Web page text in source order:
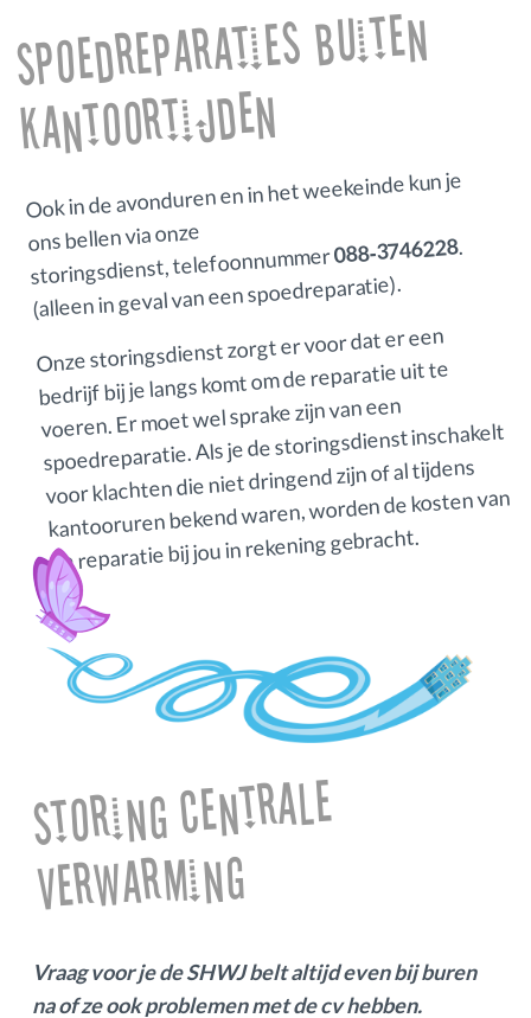
Spoedreparaties buiten
kantoortijden
Ook in de avonduren en in het weekeinde kun je
ons bellen via onze
storingsdienst, telefoonnummer088‑3746228.
(alleen in geval van een spoedreparatie).
Onze storingsdienst zorgt er voor dat er een
bedrijf bij je langs komt om de reparatie uit te
voeren. Er moet wel sprake zijn van een
spoedreparatie. Als je de storingsdienst inschakelt
voor klachten die niet dringend zijn of al tijdens
kantooruren bekend waren, worden de kosten van
de reparatie bij jou in rekening gebracht.
Storing Centrale
Verwarming
Vraag voor je de SHWJ belt altijd even bij buren
na of ze ook problemen met de cv hebben.